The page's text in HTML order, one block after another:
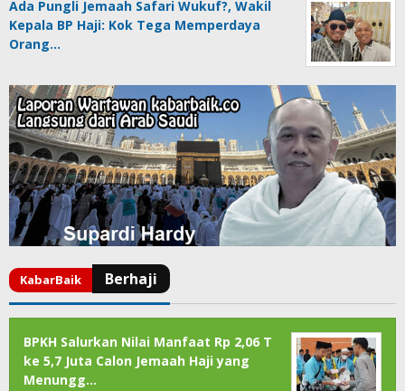
Ada Pungli Jemaah Safari Wukuf?, Wakil
Kepala BP Haji: Kok Tega Memperdaya
Orang…
BPKH Salurkan Nilai Manfaat Rp 2,06 T
ke 5,7 Juta Calon Jemaah Haji yang
Menungg…